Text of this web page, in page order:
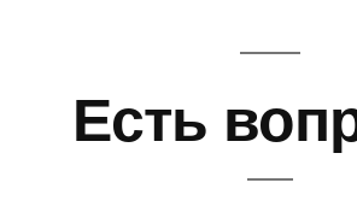
Есть